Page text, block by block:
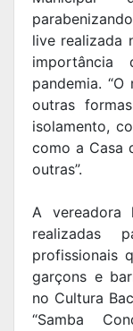
live realizada
pandemia.
outras
isolamento,
como a Casa
outras”.
A vereadora
realizadas
profissionais
garçons e
no Cultura
“Samba